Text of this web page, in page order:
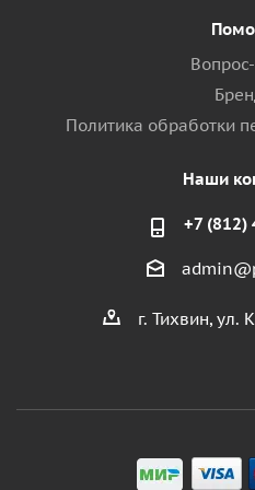
Политика обработки
Наши
+7 (812)
г. Тихвин, ул.